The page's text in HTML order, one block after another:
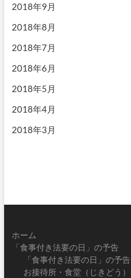
2018年9月
2018年8月
2018年7月
2018年6月
2018年5月
2018年4月
2018年3月
ホーム
「食事付き法要の日」の予告
「食事付き法要の日」の予告
お接待所・食堂（じきどう）